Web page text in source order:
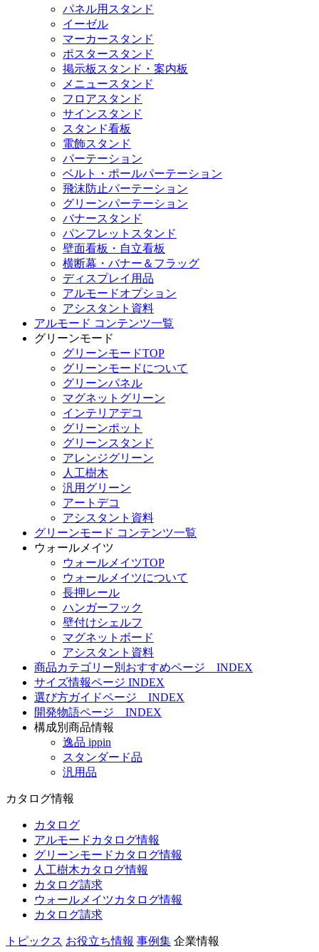
パネル用スタンド
イーゼル
マーカースタンド
ポスタースタンド
掲示板スタンド・案内板
メニュースタンド
フロアスタンド
サインスタンド
スタンド看板
電飾スタンド
パーテーション
ベルト・ポールパーテーション
飛沫防止パーテーション
グリーンパーテーション
バナースタンド
パンフレットスタンド
壁面看板・自立看板
横断幕・バナー＆フラッグ
ディスプレイ用品
アルモードオプション
アシスタント資料
アルモード コンテンツ一覧
グリーンモード
グリーンモードTOP
グリーンモードについて
グリーンパネル
マグネットグリーン
インテリアデコ
グリーンポット
グリーンスタンド
アレンジグリーン
人工樹木
汎用グリーン
アートデコ
アシスタント資料
グリーンモード コンテンツ一覧
ウォールメイツ
ウォールメイツTOP
ウォールメイツについて
長押レール
ハンガーフック
壁付けシェルフ
マグネットボード
アシスタント資料
商品カテゴリー別おすすめページ INDEX
サイズ情報ページ INDEX
選び方ガイドページ INDEX
開発物語ページ INDEX
構成別商品情報
逸品 ippin
スタンダード品
汎用品
カタログ情報
カタログ
アルモードカタログ情報
グリーンモードカタログ情報
人工樹木カタログ情報
カタログ請求
ウォールメイツカタログ情報
カタログ請求
トピックス お役立ち情報 事例集 企業情報